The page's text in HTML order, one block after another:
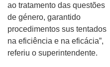
ao tratamento das questões
de género, garantido
procedimentos sus tentados
na eficiência e na eficácia”,
referiu o superintendente.